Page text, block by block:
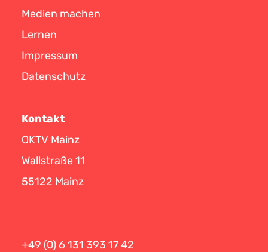
Medien machen
Lernen
Impressum
Datenschutz
Kontakt
OKTV Mainz
Wallstraße 11
55122 Mainz
+49 (0) 6 131 393 17 42